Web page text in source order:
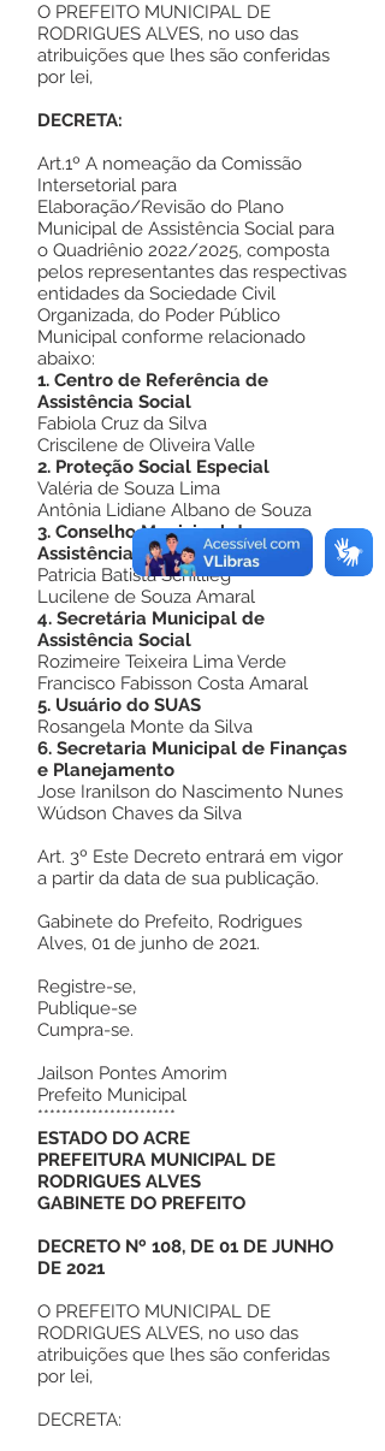
O PREFEITO MUNICIPAL DE
RODRIGUES ALVES, no uso das
atribuições que lhes são conferidas
por lei,
DECRETA:
Art.1º A nomeação da Comissão
Intersetorial para
Elaboração/Revisão do Plano
Municipal de Assistência Social para
o Quadriênio 2022/2025, composta
pelos representantes das respectivas
entidades da Sociedade Civil
Organizada, do Poder Público
Municipal conforme relacionado
abaixo:
1. Centro de Referência de
Assistência Social
Fabiola Cruz da Silva
Criscilene de Oliveira Valle
2. Proteção Social Especial
Valéria de Souza Lima
Antônia Lidiane Albano de Souza
3. Conselho Municipal de
Assistência Social
Patricia Batista Schillieg
Lucilene de Souza Amaral
4. Secretária Municipal de
Assistência Social
Rozimeire Teixeira Lima Verde
Francisco Fabisson Costa Amaral
5. Usuário do SUAS
Rosangela Monte da Silva
6. Secretaria Municipal de Finanças
e Planejamento
Jose Iranilson do Nascimento Nunes
Wúdson Chaves da Silva
Art. 3º Este Decreto entrará em vigor
a partir da data de sua publicação.
Gabinete do Prefeito, Rodrigues
Alves, 01 de junho de 2021.
Registre-se,
Publique-se
Cumpra-se.
Jailson Pontes Amorim
Prefeito Municipal
***********************
ESTADO DO ACRE
PREFEITURA MUNICIPAL DE
RODRIGUES ALVES
GABINETE DO PREFEITO
DECRETO Nº 108, DE 01 DE JUNHO
DE 2021
O PREFEITO MUNICIPAL DE
RODRIGUES ALVES, no uso das
atribuições que lhes são conferidas
por lei,
DECRETA: